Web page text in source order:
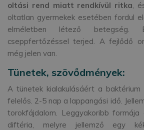
oltási rend miatt rendkívül ritka,
oltatlan gyermekek esetében fordul
elméletben létező betegség.
cseppfertőzéssel terjed. A fejlődő
még jelen van.
Tünetek, szövődmények:
A tünetek kialakulásáért a
felelős. 2-5 nap a lappangási idő.
torokfájdalom. Leggyakoribb
diftéria, melyre jellemző egy